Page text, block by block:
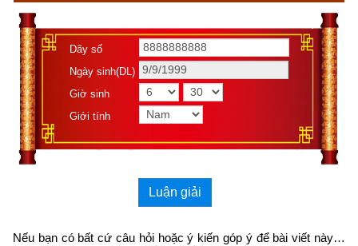
một phần nhỏ bé truyền bá tư tưởng phật pháp đến cho những
ai hữu duyên có thể đọc được từ đó giác ngộ đắc được cơ
duyên vạn cổ để có thể vượt qua thời kì mạt Pháp này,
Xemvm.com xin hân hạnh giới thiệu tới độc giả cuốn
sách
truyện cổ Phật giáo
của nhà xuất bản Liên Phật Hội
Kích vào
link sau:
https://xemvm.com/thu-vien-ebooks/sach-phat-giao/link-tai-
sach-truyen-co-phat-giao-pdf-7.html
để tải về Ebook Sách Truyện Cổ Phật Giáo hoặc liên hệ Zalo:
0926.138.186 để nhận trực tiếp file pdf.
Dãy số
Ngày sinh(DL)
Giờ sinh
Giới tính
Luận giải
Nếu bạn có bất cứ câu hỏi hoặc ý kiến góp ý để bài viết này…